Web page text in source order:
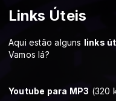
Links Úteis
Aqui estão alguns links
Vamos lá?
Youtube para MP3 (320